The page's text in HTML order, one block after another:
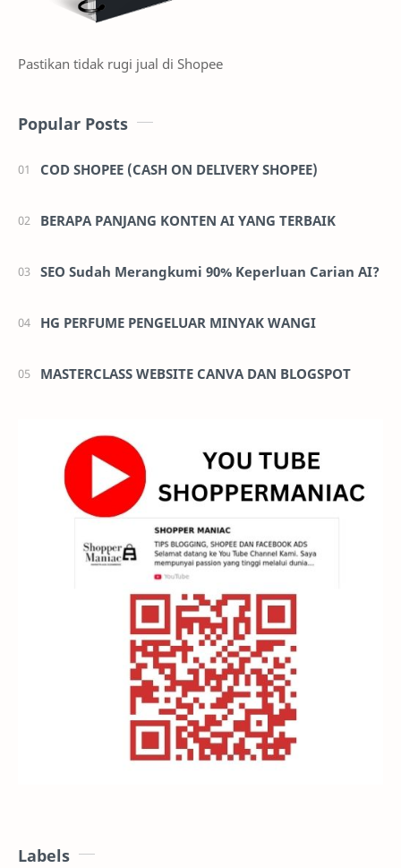
Pastikan tidak rugi jual di Shopee
Popular Posts
COD SHOPEE (CASH ON DELIVERY SHOPEE)
BERAPA PANJANG KONTEN AI YANG TERBAIK
SEO Sudah Merangkumi 90% Keperluan Carian AI?
HG PERFUME PENGELUAR MINYAK WANGI
MASTERCLASS WEBSITE CANVA DAN BLOGSPOT
Labels